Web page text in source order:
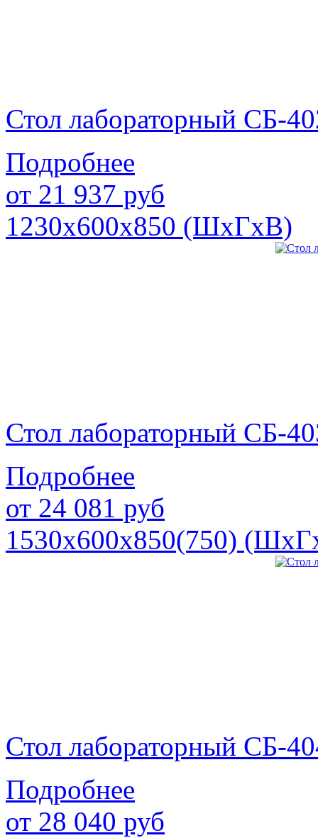
Стол лабораторный СБ-
Подробнее
от 21 937 руб
1230х600х850 (ШхГхВ)
Стол лабораторный СБ-
Подробнее
от 24 081 руб
1530х600х850(750)
Стол лабораторный СБ-
Подробнее
от 28 040 руб